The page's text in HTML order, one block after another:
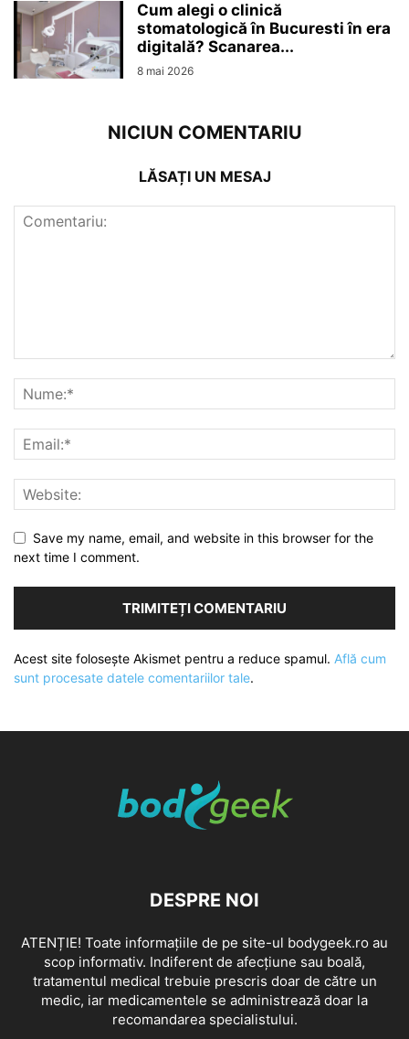
Cum alegi o clinică
stomatologică în Bucuresti în era
digitală? Scanarea...
8 mai 2026
NICIUN COMENTARIU
LĂSAȚI UN MESAJ
Save my name, email, and website in this browser for the
next time I comment.
Acest site folosește Akismet pentru a reduce spamul. Află cum
sunt procesate datele comentariilor tale.
DESPRE NOI
ATENȚIE! Toate informațiile de pe site-ul bodygeek.ro au
scop informativ. Indiferent de afecțiune sau boală,
tratamentul medical trebuie prescris doar de către un
medic, iar medicamentele se administrează doar la
recomandarea specialistului.